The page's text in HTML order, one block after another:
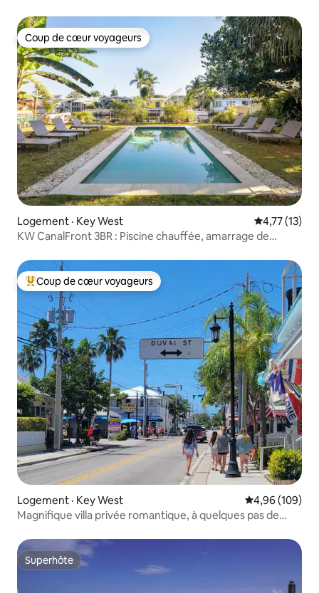
Coup de cœur voyageurs
Coup de cœur voyageurs
Logement · Key West Note
4,77 (13)
KW CanalFront 3BR : Piscine chauffée, amarrage de
Coup de cœur voyageurs parmi les plus aimés
Coup de cœur voyageurs
Logement · Key West Note
4,96 (109)
Magnifique villa privée romantique, à quelques pas de
Superhôte
Superhôte